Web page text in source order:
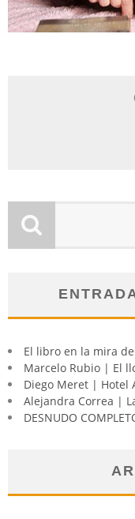
El libro en la mira
Marcelo Rubio | El
Diego Meret | Hotel
Alejandra Correa |
DESNUDO